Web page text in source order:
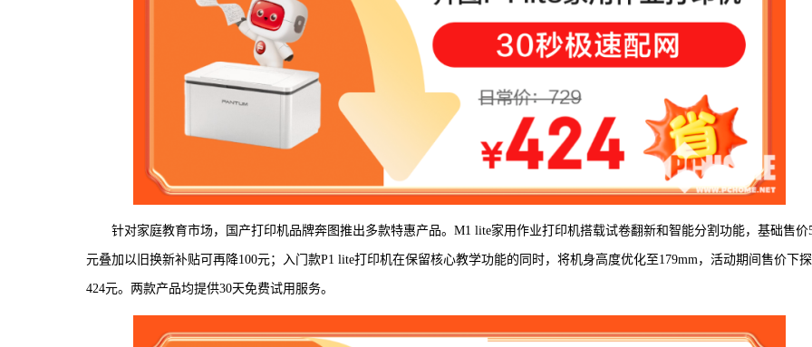
针对家庭教育市场，国产打印机品牌奔图推出多款特惠产品。M1 lite家用作业打印机搭载试卷翻新和智能分割功能，基础售价
元叠加以旧换新补贴可再降100元；入门款P1 lite打印机在保留核心教学功能的同时，将机身高度优化至179mm，活动期间售价下
424元。两款产品均提供30天免费试用服务。